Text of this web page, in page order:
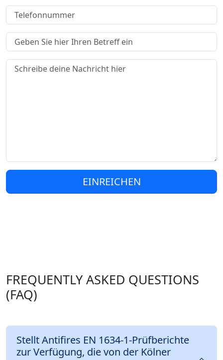
EINREICHEN
FREQUENTLY ASKED QUESTIONS
(FAQ)
Stellt Antifires EN 1634-1-Prüfberichte
zur Verfügung, die von der Kölner